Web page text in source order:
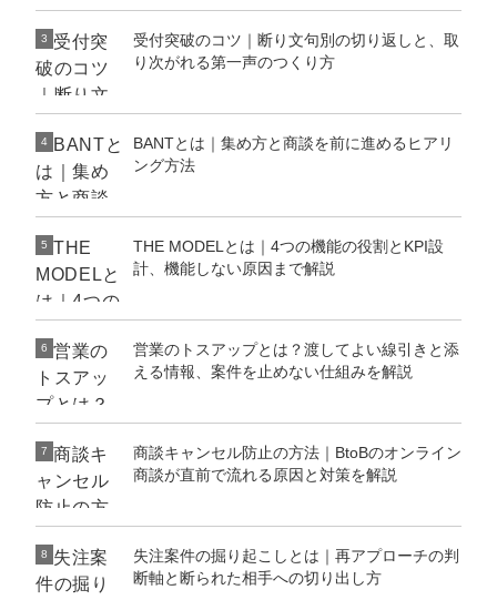
3
受付突破のコツ｜断り文句別の切り返しと、取
り次がれる第一声のつくり方
4
BANTとは｜集め方と商談を前に進めるヒアリ
ング方法
5
THE MODELとは｜4つの機能の役割とKPI設
計、機能しない原因まで解説
6
営業のトスアップとは？渡してよい線引きと添
える情報、案件を止めない仕組みを解説
7
商談キャンセル防止の方法｜BtoBのオンライン
商談が直前で流れる原因と対策を解説
8
失注案件の掘り起こしとは｜再アプローチの判
断軸と断られた相手への切り出し方